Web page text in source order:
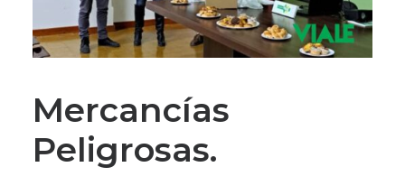
RECAUDACIONES
Mercancías
Peligrosas.